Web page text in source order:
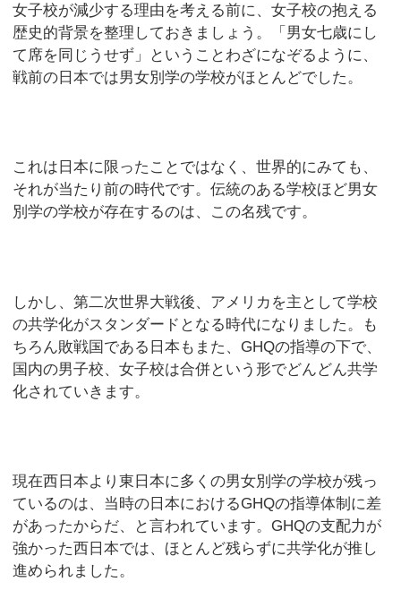
女子校が減少する理由を考える前に、女子校の抱える
歴史的背景を整理しておきましょう。「男女七歳にし
て席を同じうせず」ということわざになぞるように、
戦前の日本では男女別学の学校がほとんどでした。
これは日本に限ったことではなく、世界的にみても、
それが当たり前の時代です。伝統のある学校ほど男女
別学の学校が存在するのは、この名残です。
しかし、第二次世界大戦後、アメリカを主として学校
の共学化がスタンダードとなる時代になりました。も
ちろん敗戦国である日本もまた、GHQの指導の下で、
国内の男子校、女子校は合併という形でどんどん共学
化されていきます。
現在西日本より東日本に多くの男女別学の学校が残っ
ているのは、当時の日本におけるGHQの指導体制に差
があったからだ、と言われています。GHQの支配力が
強かった西日本では、ほとんど残らずに共学化が推し
進められました。